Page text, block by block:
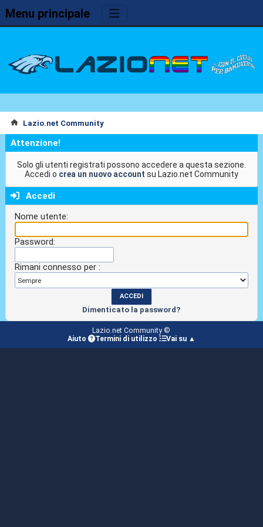
Menu principale
Lazio.net Community
Attenzione!
Solo gli utenti registrati possono accedere a questa sezione.
Accedi o crea un nuovo account su Lazio.net Community
Accedi
Nome utente:
Password:
Rimani connesso per :
Dimenticato la password?
Lazio.net Community ©
Aiuto
Termini di utilizzo Vai su ▲